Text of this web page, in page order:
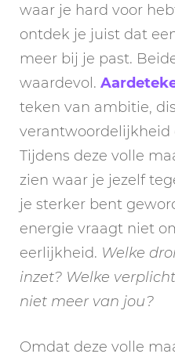
waar je hard voor
ontdek je juist dat
meer bij je past.
waardevol.
teken van ambitie,
verantwoordelijkheid
Tijdens deze volle
zien waar je jezelf
je sterker bent
energie vraagt niet
eerlijkheid. Welke
inzet? Welke
niet meer van jou?
Omdat deze volle